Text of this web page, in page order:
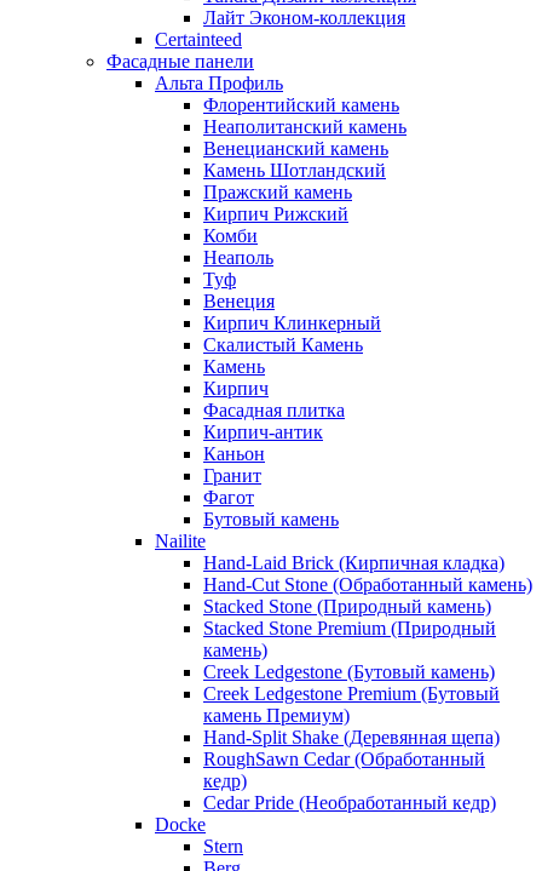
Лайт Эконом-коллекция
Certainteed
Фасадные панели
Альта Профиль
Флорентийский камень
Неаполитанский камень
Венецианский камень
Камень Шотландский
Пражский камень
Кирпич Рижский
Комби
Неаполь
Туф
Венеция
Кирпич Клинкерный
Скалистый Камень
Камень
Кирпич
Фасадная плитка
Кирпич-антик
Каньон
Гранит
Фагот
Бутовый камень
Nailite
Hand-Laid Brick (Кирпичная кладка)
Hand-Cut Stone (Обработанный камень)
Stacked Stone (Природный камень)
Stacked Stone Premium (Природный
камень)
Creek Ledgestone (Бутовый камень)
Creek Ledgestone Premium (Бутовый
камень Премиум)
Hand-Split Shake (Деревянная щепа)
RoughSawn Cedar (Обработанный
кедр)
Cedar Pride (Необработанный кедр)
Docke
Stern